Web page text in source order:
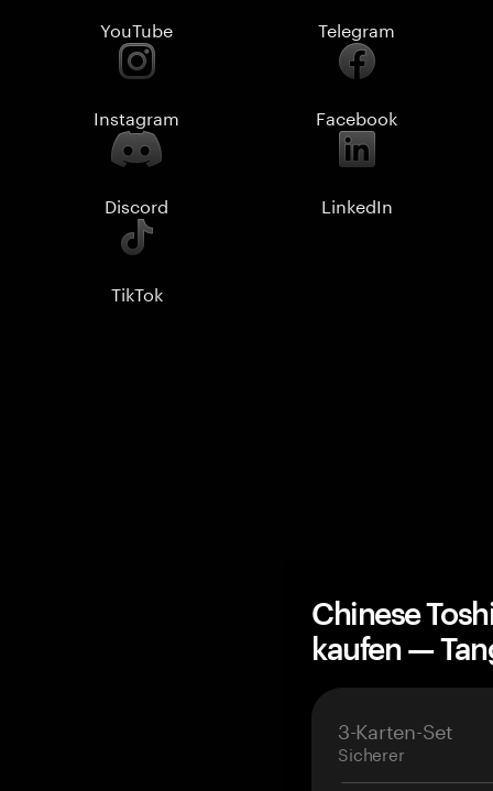
YouTube Telegram
Instagram Facebook
Discord LinkedIn
TikTok
Chinese
kaufen —
3-Karten-Set
Sicherer